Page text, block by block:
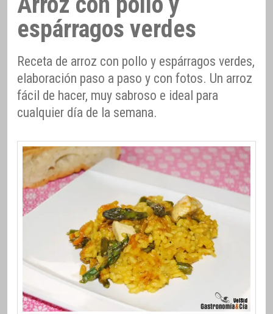
espárragos verdes
Receta de arroz con pollo y espárragos verdes,
elaboración paso a paso y con fotos. Un arroz
fácil de hacer, muy sabroso e ideal para
cualquier día de la semana.